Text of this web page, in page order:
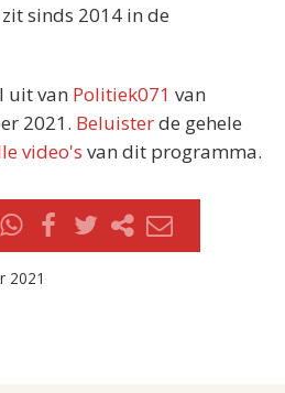
sinds 2014 in de
uit van Politiek071 van
2021. Beluisterde gehele
video's van dit programma.
2021